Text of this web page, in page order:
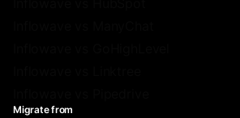
Migrate from